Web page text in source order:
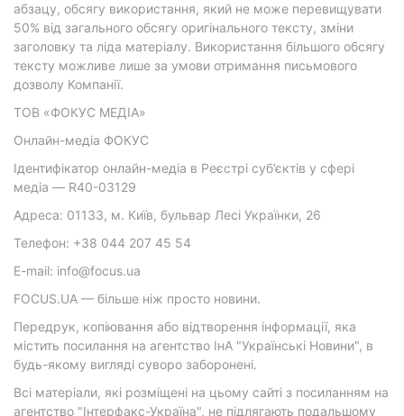
абзацу, обсягу використання, який не може перевищувати
50% від загального обсягу оригінального тексту, зміни
заголовку та ліда матеріалу. Використання більшого обсягу
тексту можливе лише за умови отримання письмового
дозволу Компанії.
ТОВ «ФОКУС МЕДІА»
Онлайн-медіа ФОКУС
Ідентифікатор онлайн-медіа в Реєстрі суб’єктів у сфері
медіа — R40-03129
Адреса: 01133, м. Київ, бульвар Лесі Українки, 26
Телефон: +38 044 207 45 54
E-mail: info@focus.ua
FOCUS.UA — більше ніж просто новини.
Передрук, копіювання або відтворення інформації, яка
містить посилання на агентство ІнА "Українські Новини", в
будь-якому вигляді суворо заборонені.
Всі матеріали, які розміщені на цьому сайті з посиланням на
агентство "Інтерфакс-Україна", не підлягають подальшому